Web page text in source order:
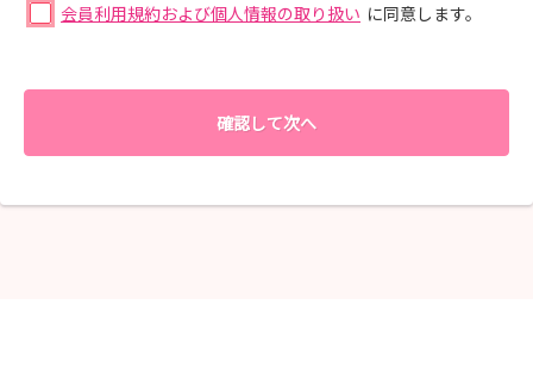
会員利用規約および個人情報の取り扱い に同意します。
確認して次へ